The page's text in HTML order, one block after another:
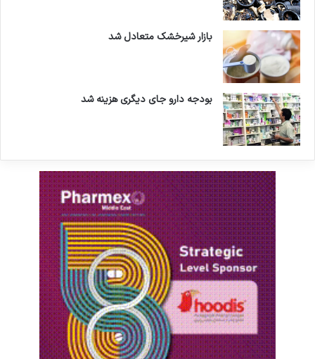
بازار شیرخشک متعادل شد
بودجه دارو جای دیگری هزینه شد